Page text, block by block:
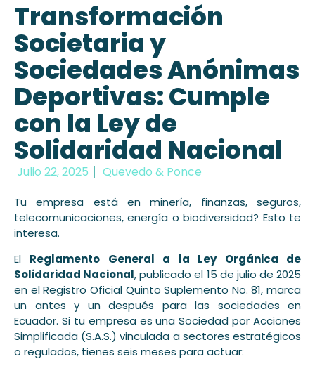
Transformación
Societaria y
Sociedades Anónimas
Deportivas: Cumple
con la Ley de
Solidaridad Nacional
Julio 22, 2025 Quevedo & Ponce
Tu empresa está en minería, finanzas, seguros,
telecomunicaciones, energía o biodiversidad? Esto te
interesa.
El Reglamento General a la Ley Orgánica de
Solidaridad Nacional, publicado el 15 de julio de 2025
en el Registro Oficial Quinto Suplemento No. 81, marca
un antes y un después para las sociedades en
Ecuador. Si tu empresa es una Sociedad por Acciones
Simplificada (S.A.S.) vinculada a sectores estratégicos
o regulados, tienes seis meses para actuar: